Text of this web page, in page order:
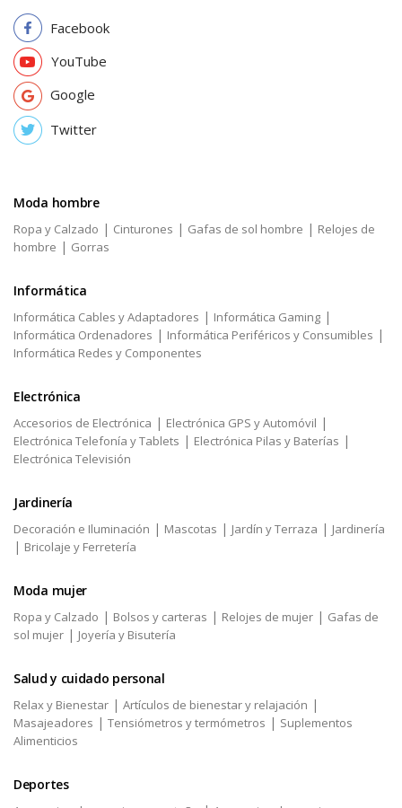
Facebook
YouTube
Google
Twitter
Moda hombre
Ropa y Calzado | Cinturones | Gafas de sol hombre | Relojes de
hombre | Gorras
Informática
Informática Cables y Adaptadores | Informática Gaming |
Informática Ordenadores | Informática Periféricos y Consumibles |
Informática Redes y Componentes
Electrónica
Accesorios de Electrónica | Electrónica GPS y Automóvil |
Electrónica Telefonía y Tablets | Electrónica Pilas y Baterías |
Electrónica Televisión
Jardinería
Decoración e Iluminación | Mascotas | Jardín y Terraza | Jardinería
| Bricolaje y Ferretería
Moda mujer
Ropa y Calzado | Bolsos y carteras | Relojes de mujer | Gafas de
sol mujer | Joyería y Bisutería
Salud y cuidado personal
Relax y Bienestar | Artículos de bienestar y relajación |
Masajeadores | Tensiómetros y termómetros | Suplementos
Alimenticios
Deportes